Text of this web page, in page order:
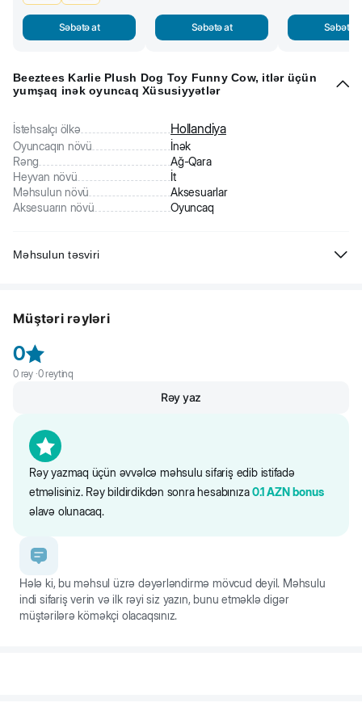
Səbətə at Səbətə at Səbətə
Beeztees Karlie Plush Dog Toy Funny Cow, itlər üçün
yumşaq inək oyuncaq Xüsusiyyətlər
İstehsalçı ölkə Hollandiya
Oyuncaqın növü
İnək
Rəng
Ağ-Qara
Heyvan növü
İt
Məhsulun növü
Aksesuarlar
Aksesuarın növü
Oyuncaq
Məhsulun təsviri
üstünlükləri:
- it tək qalıb darıxarsa, onu əyləndirir
- stresi və aqressiya səviyyəsini azaldır
- yırtıcı instinktləri dəstəkləyərək əşyalarınızı korlanmaqdan qoruyur
Oyuncağ itin sağlamlığı üçün təhlükəsiz olan materiallardan hazırlanır.
Üstəlik, oyuncaq səsli mexanizmlə təchiz olunaraq oyunu daha da
əyləncəli edir.
Müştəri rəyləri
0
0rəy ·0reytinq
Rəy yazmaq üçün əvvəlcə məhsulu sifariş edib istifadə
etməlisiniz. Rəy bildirdikdən sonra hesabınıza0.1 AZN bonus
əlavə olunacaq.
Rəy yaz
Hələ ki, bu məhsul üzrə dəyərləndirmə mövcud deyil. Məhsulu
indi sifariş verin və ilk rəyi siz yazın, bunu etməklə digər
müştərilərə köməkçi olacaqsınız.